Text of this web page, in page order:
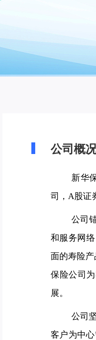
公司概
新华
司，A股证
公司
和服务网
面的寿险
保险公司
展。
公司
客户为中